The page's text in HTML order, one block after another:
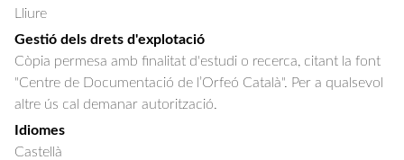
Lliure
Gestió dels drets d'explotació
Còpia permesa amb finalitat d'estudi o recerca, citant la font
"Centre de Documentació de l’Orfeó Català". Per a qualsevol
altre ús cal demanar autorització.
Idiomes
Castellà